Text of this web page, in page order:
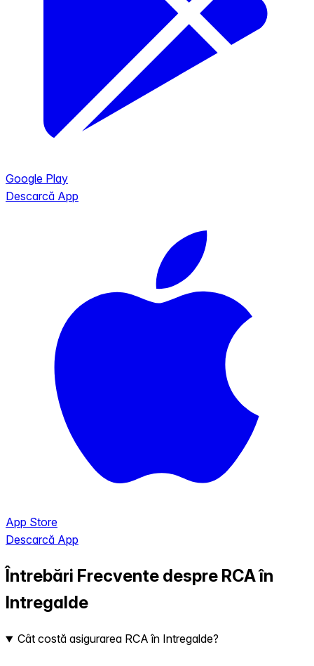
Google Play
Descarcă App
App Store
Descarcă App
Întrebări Frecvente despre RCA în
Intregalde
Cât costă asigurarea RCA în Intregalde?